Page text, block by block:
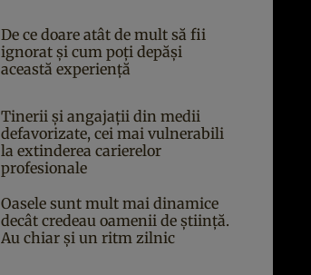
De ce doare atât de mult să fii
ignorat și cum poți depăși
această experiență
Tinerii și angajații din medii
defavorizate, cei mai vulnerabili
la extinderea carierelor
profesionale
Oasele sunt mult mai dinamice
decât credeau oamenii de știință.
Au chiar și un ritm zilnic